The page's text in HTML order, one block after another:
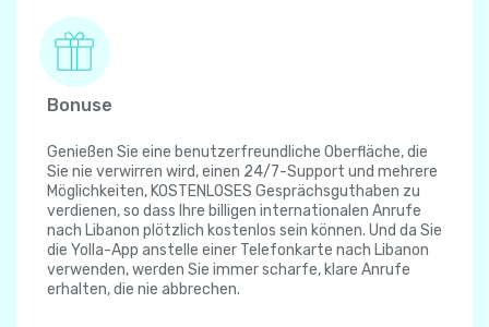
Bonuse
Genießen Sie eine benutzerfreundliche Oberfläche, die
Sie nie verwirren wird, einen 24/7-Support und mehrere
Möglichkeiten, KOSTENLOSES Gesprächsguthaben zu
verdienen, so dass Ihre billigen internationalen Anrufe
nach Libanon plötzlich kostenlos sein können. Und da Sie
die Yolla-App anstelle einer Telefonkarte nach Libanon
verwenden, werden Sie immer scharfe, klare Anrufe
erhalten, die nie abbrechen.